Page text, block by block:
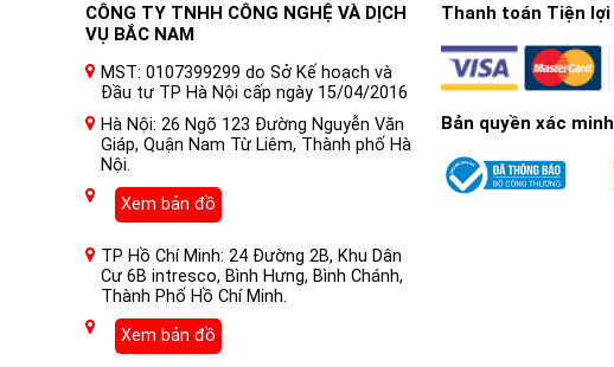
CÔNG TY TNHH CÔNG NGHỆ VÀ DỊCH
VỤ BẮC NAM
MST: 0107399299 do Sở Kế hoạch và
Đầu tư TP Hà Nội cấp ngày 15/04/2016
Hà Nội: 26 Ngõ 123 Đường Nguyễn Văn
Giáp, Quận Nam Từ Liêm, Thành phố Hà
Nội.
Xem bản đồ
TP Hồ Chí Minh: 24 Đường 2B, Khu Dân
Cư 6B intresco, Bình Hưng, Bình Chánh,
Thành Phố Hồ Chí Minh.
Xem bản đồ
Thanh toán Tiện lợi
Bản quyền xác minh